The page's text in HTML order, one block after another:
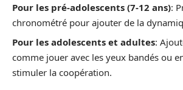
Pour les pré-adolescents (7-12 ans):
chronométré pour ajouter de la
Pour les adolescents et adultes:
comme jouer avec les yeux bandés ou
stimuler la coopération.